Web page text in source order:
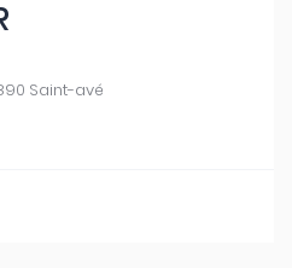
Saint-avé